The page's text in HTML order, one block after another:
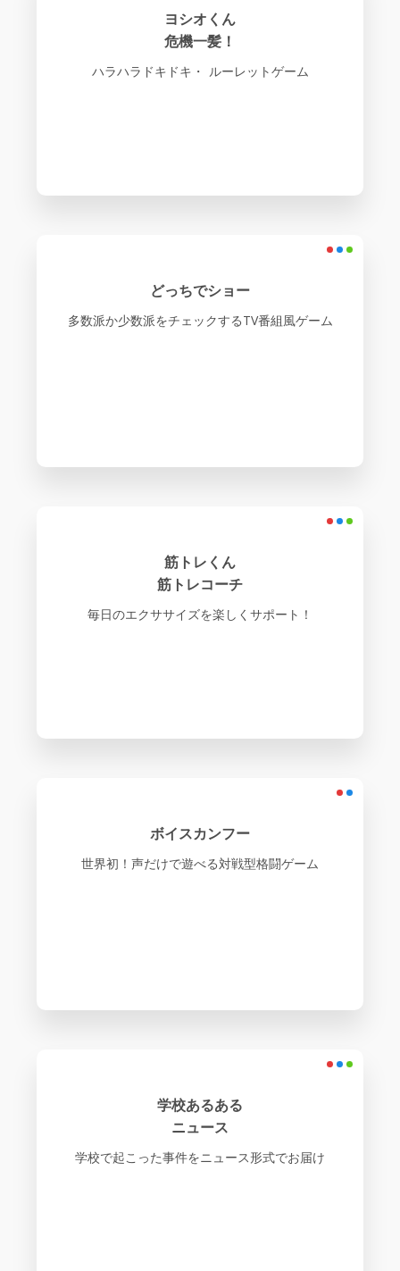
ヨシオくん
危機一髪！
ハラハラドキドキ・ ルーレットゲーム
どっちでショー
多数派か少数派をチェックするTV番組風ゲーム
筋トレくん
筋トレコーチ
毎日のエクササイズを楽しくサポート！
ボイスカンフー
世界初！声だけで遊べる対戦型格闘ゲーム
学校あるある
ニュース
学校で起こった事件をニュース形式でお届け